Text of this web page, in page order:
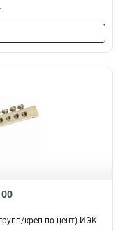
креп по цент) ИЭК